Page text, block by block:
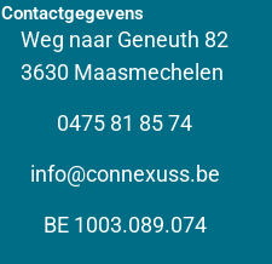
Contactgegevens
Weg naar Geneuth 82
3630 Maasmechelen
0475 81 85 74
info@connexuss.be
BE 1003.089.074​